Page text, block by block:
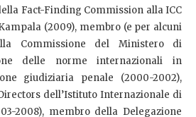
Fact-Finding Commission alla ICC
(2009), membro (e per alcuni
Commissione del Ministero di
delle norme internazionali in
giudiziaria penale (2000-2002),
dell’Istituto Internazionale di
2008), membro della Delegazione